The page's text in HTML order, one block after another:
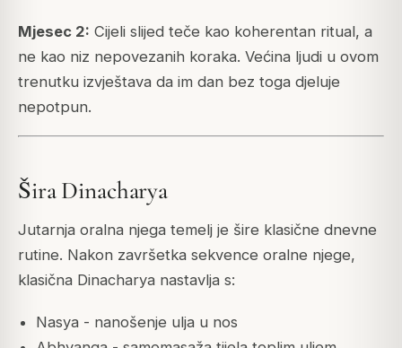
Mjesec 2: Cijeli slijed teče kao koherentan ritual, a
ne kao niz nepovezanih koraka. Većina ljudi u ovom
trenutku izvještava da im dan bez toga djeluje
nepotpun.
Šira Dinacharya
Jutarnja oralna njega temelj je šire klasične dnevne
rutine. Nakon završetka sekvence oralne njege,
klasična Dinacharya nastavlja s:
Nasya - nanošenje ulja u nos